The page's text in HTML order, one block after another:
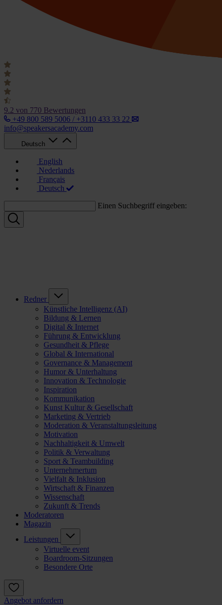
9.2 von 770 Bewertungen
+49 800 589 5006 / +3110 433 33 22
info@speakersacademy.com
Deutsch
English
Nederlands
Français
Deutsch
Einen Suchbegriff eingeben:
Redner
Künstliche Intelligenz (AI)
Bildung & Lernen
Digital & Internet
Führung & Entwicklung
Gesundheit & Pflege
Global & International
Governance & Management
Humor & Unterhaltung
Innovation & Technologie
Inspiration
Kommunikation
Kunst Kultur & Gesellschaft
Marketing & Vertrieb
Moderation & Veranstaltungsleitung
Motivation
Nachhaltigkeit & Umwelt
Politik & Verwaltung
Sport & Teambuilding
Unternehmertum
Vielfalt & Inklusion
Wirtschaft & Finanzen
Wissenschaft
Zukunft & Trends
Moderatoren
Magazin
Leistungen
Virtuelle event
Boardroom-Sitzungen
Besondere Orte
Angebot anfordern